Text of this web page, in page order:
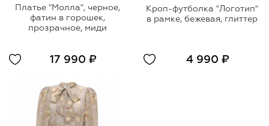
Платье "Молла", черное,
фатин в горошек,
прозрачное, миди
17 990 ₽
Кроп-футболка "Логотип"
в рамке, бежевая, глиттер
4 990 ₽